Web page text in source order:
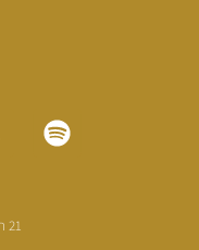
21 תרגילי כתיבה במתנה!